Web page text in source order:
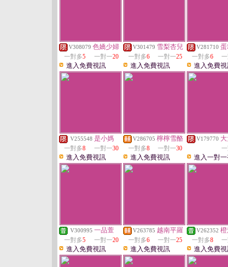
V308079 色嬌少婦
一對多5 一對一20
進入免費視訊
V301479 雪梨杏兒
一對多6 一對一25
進入免費視訊
V281710
一對多6
進入免費
V255548 是小媽
一對多8 一對一30
進入免費視訊
V286705 檸檸雪酪
一對多8 一對一30
進入免費視訊
V179770
進入一對
V300995 一品萱
一對多5 一對一20
進入免費視訊
V263785 越南平羅
一對多6 一對一25
進入免費視訊
V262352
一對多8
進入免費